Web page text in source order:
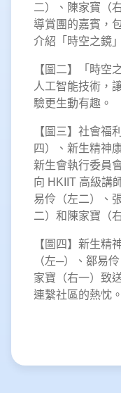
二）、陳家寶（
導賞團的嘉賓，
介紹「時空之鏡
【圖二】「時空
人工智能技術，
驗更生動有趣。
【圖三】社會福
四）、新生精神
新生會執行委員
向 HKIIT 高級講
易伶（左二）、
二）和陳家寶（
【圖四】新生精
（左─）、鄒易
家寶（右一）致
連繫社區的熱忱。